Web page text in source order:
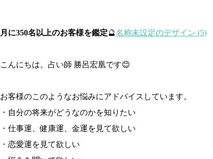
月に350名以上のお客様を鑑定🔮名称未設定のデザイン (5)
こんにちは。占い師 勝呂宏凰です😊
お客様のこのようなお悩みにアドバイスしています。
・自分の将来がどうなのかを知りたい
・仕事運、健康運、金運を見て欲しい
・恋愛運を見て欲しい